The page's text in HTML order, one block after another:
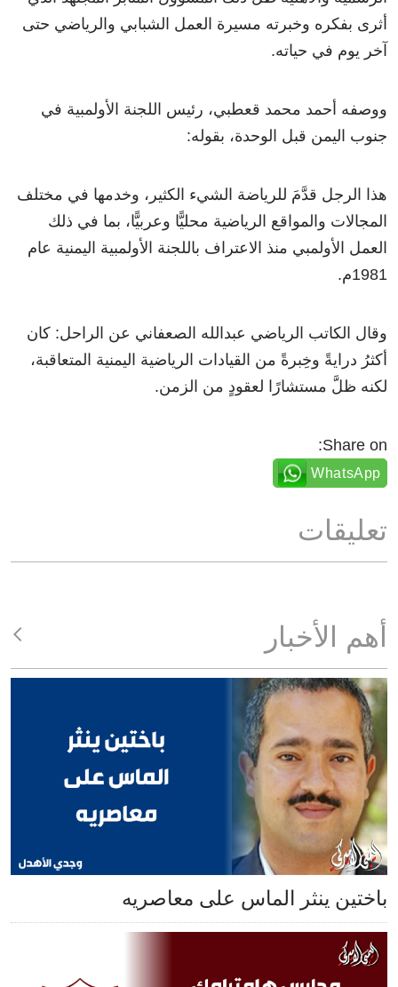
أثرى بفكره وخبرته مسيرة العمل الشبابي والرياضي حتى
آخر يوم في حياته.
ووصفه أحمد محمد قعطبي، رئيس اللجنة الأولمبية في
جنوب اليمن قبل الوحدة، بقوله:
هذا الرجل قدَّمَ للرياضة الشيء الكثير، وخدمها في مختلف
المجالات والمواقع الرياضية محليًّا وعربيًّا، بما في ذلك
العمل الأولمبي منذ الاعتراف باللجنة الأولمبية اليمنية عام
1981م.
وقال الكاتب الرياضي عبدالله الصعفاني عن الراحل: كان
أكثرُ درايةً وخِبرةً من القيادات الرياضية اليمنية المتعاقبة،
لكنه ظلَّ مستشارًا لعقودٍ من الزمن.
Share on:
WhatsApp
تعليقات
أهم الأخبار
باختين ينثر الماس على معاصريه